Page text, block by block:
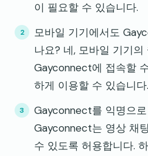
이 필요할 수 있습니다.
모바일 기기에서도
나요? 네, 모바일 기기
Gayconnect에 접속할
하게 이용할 수 있습니다.
Gayconnect를 익명으
Gayconnect는 영상 채
수 있도록 허용합니다.